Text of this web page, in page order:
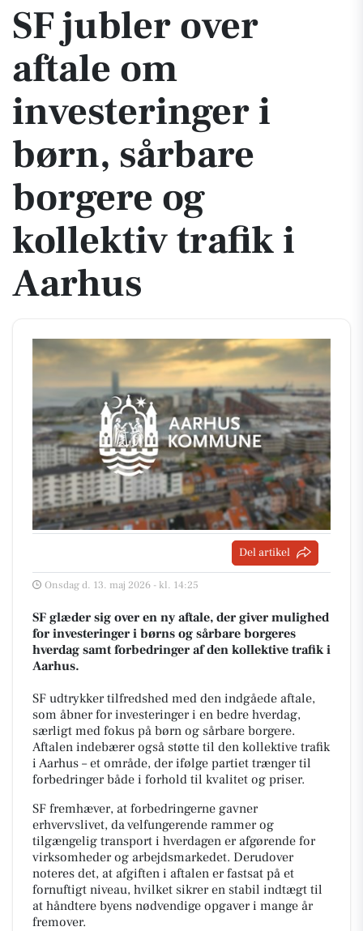
SF jubler over
aftale om
investeringer i
børn, sårbare
borgere og
kollektiv trafik i
Aarhus
Del artikel
Onsdag d. 13. maj 2026 - kl. 14:25
SF glæder sig over en ny aftale, der giver mulighed
for investeringer i børns og sårbare borgeres
hverdag samt forbedringer af den kollektive trafik i
Aarhus.
SF udtrykker tilfredshed med den indgåede aftale,
som åbner for investeringer i en bedre hverdag,
særligt med fokus på børn og sårbare borgere.
Aftalen indebærer også støtte til den kollektive trafik
i Aarhus – et område, der ifølge partiet trænger til
forbedringer både i forhold til kvalitet og priser.
SF fremhæver, at forbedringerne gavner
erhvervslivet, da velfungerende rammer og
tilgængelig transport i hverdagen er afgørende for
virksomheder og arbejdsmarkedet. Derudover
noteres det, at afgiften i aftalen er fastsat på et
fornuftigt niveau, hvilket sikrer en stabil indtægt til
at håndtere byens nødvendige opgaver i mange år
fremover.